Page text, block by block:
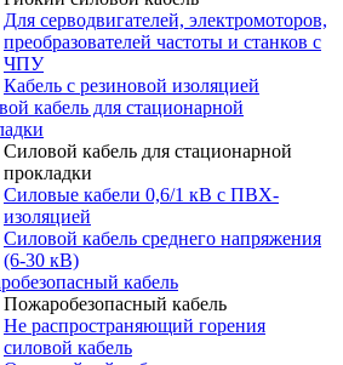
Для серводвигателей, электромоторов,
преобразователей частоты и станков с
ЧПУ
Кабель с резиновой изоляцией
кабель для стационарной
Силовой кабель для стационарной
прокладки
Силовые кабели 0,6/1 кВ с ПВХ-
изоляцией
Силовой кабель среднего напряжения
(6-30 кВ)
кабель
Пожаробезопасный кабель
Не распространяющий горения
силовой кабель